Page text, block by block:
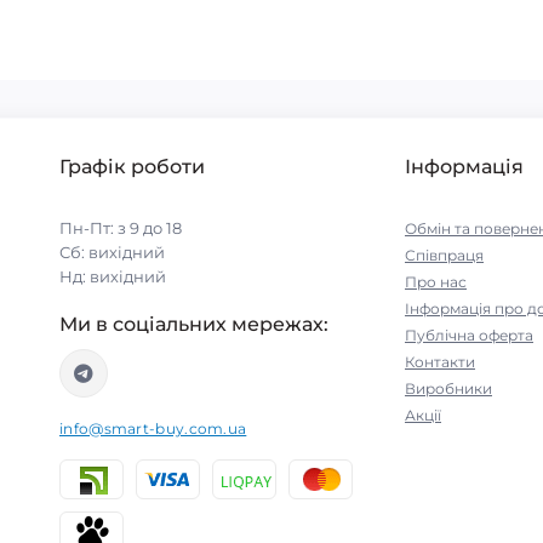
Графік роботи
Пн-Пт: з 9 до 18
Сб: вихідний
Нд: вихідний
Ми в соціальних мережах:
info@smart-buy.com.ua
Інформація
Обмін та
Співпраця
Про нас
Інформація про
Публічна оферта
Контакти
Виробники
Акції